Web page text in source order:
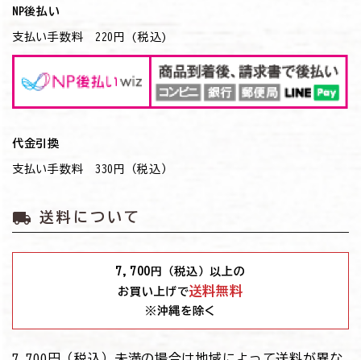
NP後払い
支払い手数料 220円 (税込)
代金引換
支払い手数料 330円（税込）
local_shipping 送料について
7,700 円（税込）以上の
お買い上げで送料無料
※沖縄を除く